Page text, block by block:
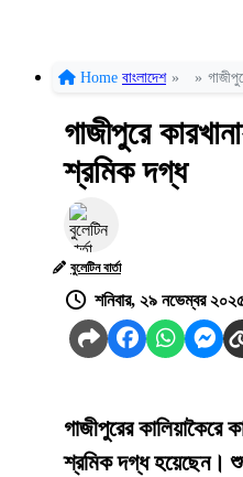
Home বাংলাদেশ » »
গাজীপুরে
শ্রমিক দগ্ধ
বুলেটিন বার্তা
শনিবার, ২৯ নভেম্বর
গাজীপুরের কালিয়াকৈরে
শ্রমিক দগ্ধ হয়েছেন।